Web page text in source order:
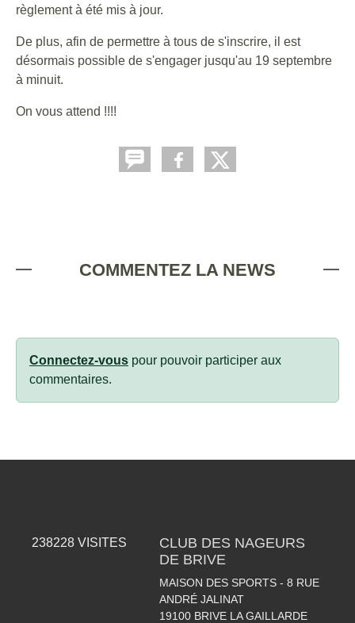
règlement à été mis à jour.
De plus, afin de permettre à tous de s'inscrire, il est
désormais possible de s'engager jusqu'au 19 septembre
à minuit.
On vous attend !!!!
COMMENTEZ LA NEWS
Connectez-vous pour pouvoir participer aux
commentaires.
238228 VISITES
CLUB DES NAGEURS
DE BRIVE
MAISON DES SPORTS - 8 RUE
ANDRÉ JALINAT
19100 BRIVE LA GAILLARDE